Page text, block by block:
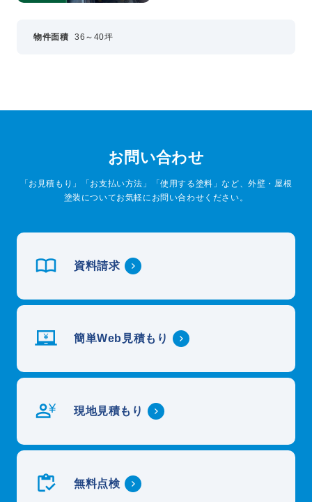
物件面積 36～40坪
お問い合わせ
「お見積もり」「お支払い方法」「使用する塗料」など、外壁・屋根
塗装についてお気軽にお問い合わせください。
資料請求
簡単Web見積もり
現地見積もり
無料点検